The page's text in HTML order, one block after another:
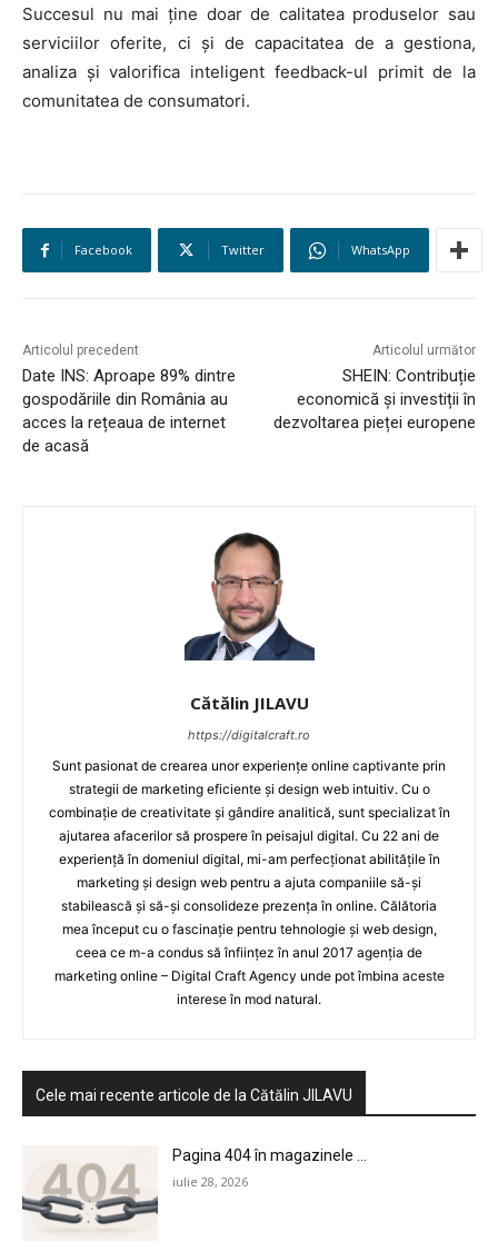
E-COMMERCE
EVENIMENTE
MARKETING
Succesul nu mai ține doar de calitatea produselor sau
serviciilor oferite, ci și de capacitatea de a gestiona,
analiza și valorifica inteligent feedback-ul primit de la
comunitatea de consumatori.
Facebook Twitter WhatsApp
Articolul precedent
Date INS: Aproape 89% dintre
gospodăriile din România au
acces la rețeaua de internet
de acasă
Articolul următor
SHEIN: Contribuție
economică și investiții în
dezvoltarea pieței europene
Cătălin JILAVU
https://digitalcraft.ro
Sunt pasionat de crearea unor experiențe online captivante prin
strategii de marketing eficiente și design web intuitiv. Cu o
combinație de creativitate și gândire analitică, sunt specializat în
ajutarea afacerilor să prospere în peisajul digital. Cu 22 ani de
experiență în domeniul digital, mi-am perfecționat abilitățile în
marketing și design web pentru a ajuta companiile să-și
stabilească și să-și consolideze prezența în online. Călătoria
mea început cu o fascinație pentru tehnologie și web design,
ceea ce m-a condus să înființez în anul 2017 agenția de
marketing online – Digital Craft Agency unde pot îmbina aceste
interese în mod natural.
Cele mai recente articole de la Cătălin JILAVU
Pagina 404 în magazinele ...
iulie 28, 2026